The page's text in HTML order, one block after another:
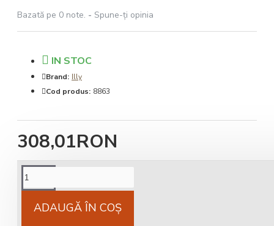
Bazată pe 0 note. - Spune-ţi opinia
308,01RON
IN STOC
Brand: Illy
Cod produs: 8863
ADAUGĂ ÎN COŞ
Cost livrareNational 25Lei locker 25 lei